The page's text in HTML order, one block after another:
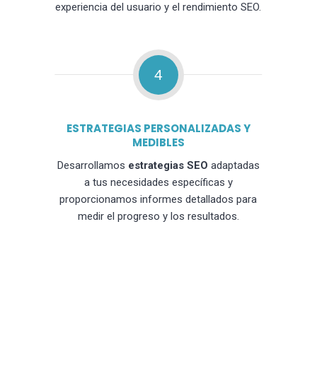
experiencia del usuario y el rendimiento SEO.
4
ESTRATEGIAS PERSONALIZADAS Y
MEDIBLES
Desarrollamos estrategias SEO adaptadas
a tus necesidades específicas y
proporcionamos informes detallados para
medir el progreso y los resultados.